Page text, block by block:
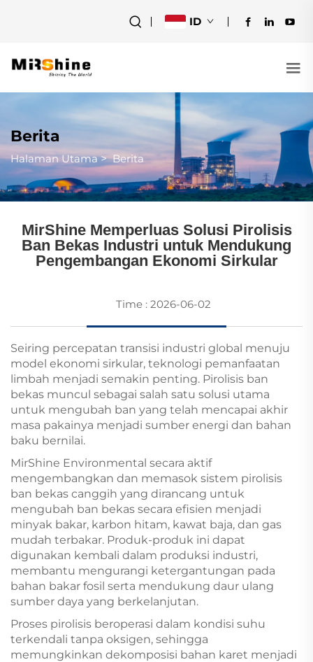
ID
Berita
Halaman Utama>Berita
MirShine Memperluas Solusi Pirolisis
Ban Bekas Industri untuk Mendukung
Pengembangan Ekonomi Sirkular
Time : 2026-06-02
Seiring percepatan transisi industri global menuju
model ekonomi sirkular, teknologi pemanfaatan
limbah menjadi semakin penting. Pirolisis ban
bekas muncul sebagai salah satu solusi utama
untuk mengubah ban yang telah mencapai akhir
masa pakainya menjadi sumber energi dan bahan
baku bernilai.
MirShine Environmental secara aktif
mengembangkan dan memasok sistem pirolisis
ban bekas canggih yang dirancang untuk
mengubah ban bekas secara efisien menjadi
minyak bakar, karbon hitam, kawat baja, dan gas
mudah terbakar. Produk-produk ini dapat
digunakan kembali dalam produksi industri,
membantu mengurangi ketergantungan pada
bahan bakar fosil serta mendukung daur ulang
sumber daya yang berkelanjutan.
Proses pirolisis beroperasi dalam kondisi suhu
terkendali tanpa oksigen, sehingga
memungkinkan dekomposisi bahan karet menjadi